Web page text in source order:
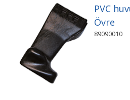
PVC
Övre
89090010